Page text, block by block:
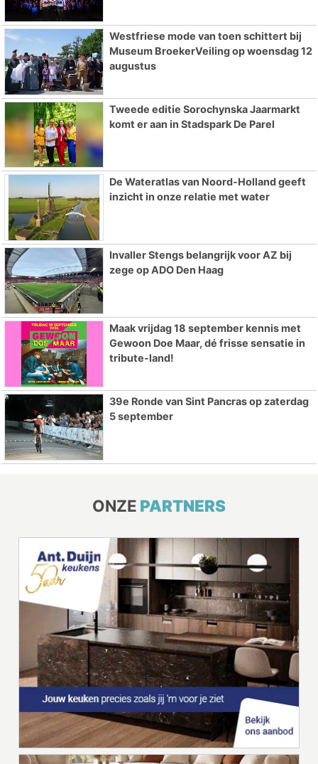
Westfriese mode van toen schittert bij
Museum BroekerVeiling op woensdag 12
augustus
Tweede editie Sorochynska Jaarmarkt
komt er aan in Stadspark De Parel
De Wateratlas van Noord-Holland geeft
inzicht in onze relatie met water
Invaller Stengs belangrijk voor AZ bij
zege op ADO Den Haag
Maak vrijdag 18 september kennis met
Gewoon Doe Maar, dé frisse sensatie in
tribute-land!
39e Ronde van Sint Pancras op zaterdag
5 september
ONZE PARTNERS